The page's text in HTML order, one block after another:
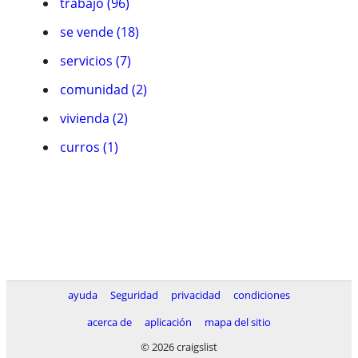
se vende (18)
servicios (7)
comunidad (2)
vivienda (2)
curros (1)
ayuda Seguridad privacidad
condiciones
acerca de
aplicación
mapa del sitio
© 2026 craigslist